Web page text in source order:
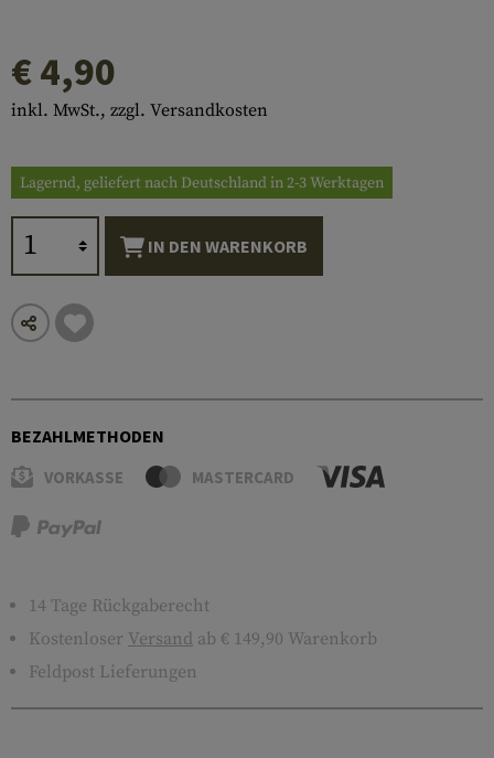
€ 4,90
inkl. MwSt., zzgl. Versandkosten
Lagernd, geliefert nach Deutschland in 2-3 Werktagen
IN DEN WARENKORB
BEZAHLMETHODEN
VORKASSE MASTERCARD
14 Tage Rückgaberecht
Kostenloser Versand ab € 149,90 Warenkorb
Feldpost Lieferungen